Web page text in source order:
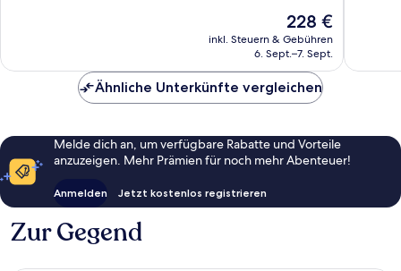
Bewertungen
Der
Preis
beträgt
228 €
inkl. Steuern & Gebühren
6. Sept.–7. Sept.
Ähnliche Unterkünfte vergleichen
Melde dich an, um verfügbare Rabatte und Vorteile
anzuzeigen. Mehr Prämien für noch mehr Abenteuer!
Anmelden Jetzt kostenlos registrieren
Zur Gegend